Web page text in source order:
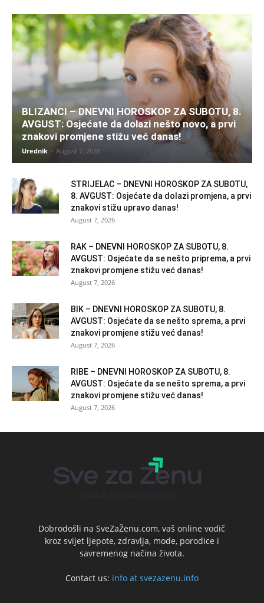
BLIZANCI – DNEVNI HOROSKOP ZA SUBOTU, 8.
AVGUST: Osjećate da dolazi nešto novo, a prvi
znakovi promjene stižu već danas!
Urednik - August 7, 2026
STRIJELAC – DNEVNI HOROSKOP ZA SUBOTU,
8. AVGUST: Osjećate da dolazi promjena, a prvi
znakovi stižu upravo danas!
August 7, 2026
RAK – DNEVNI HOROSKOP ZA SUBOTU, 8.
AVGUST: Osjećate da se nešto priprema, a prvi
znakovi promjene stižu već danas!
August 7, 2026
BIK – DNEVNI HOROSKOP ZA SUBOTU, 8.
AVGUST: Osjećate da se nešto sprema, a prvi
znakovi promjene stižu već danas!
August 7, 2026
RIBE – DNEVNI HOROSKOP ZA SUBOTU, 8.
AVGUST: Osjećate da se nešto sprema, a prvi
znakovi promjene stižu već danas!
August 7, 2026
Dobrodošli na SveZaŽenu.com, vaš online vodič
kroz svijet ljepote, zdravlja, mode, porodice i
savremenog načina života.
Contact us: info at svezazenu.info